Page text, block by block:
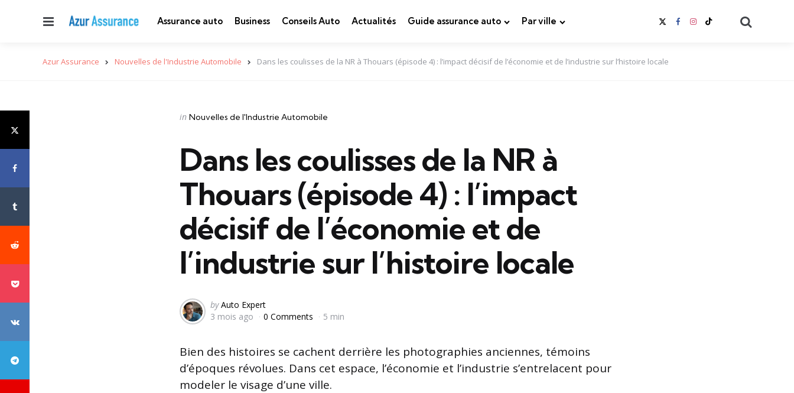
Menu Assurance auto Business Conseils Auto Actualités Guide assurance auto Par ville
Azur Assurance Nouvelles de l'Industrie Automobile Dans les coulisses de la NR à Thouars (épisode 4) : l’impact décisif de l’économie et de l’industrie sur l’histoire locale
Categories
Posted
in Nouvelles de l'Industrie Automobile
Dans les coulisses de la NR à
Thouars (épisode 4) : l’impact
décisif de l’économie et de
l’industrie sur l’histoire locale
Posted
by
by Auto Expert
3 mois ago
0 Comments 5 min
Bien des histoires se cachent derrière les photographies anciennes, témoins
d’époques révolues. Dans cet espace, l’économie et l’industrie s’entrelacent pour
modeler le visage d’une ville.